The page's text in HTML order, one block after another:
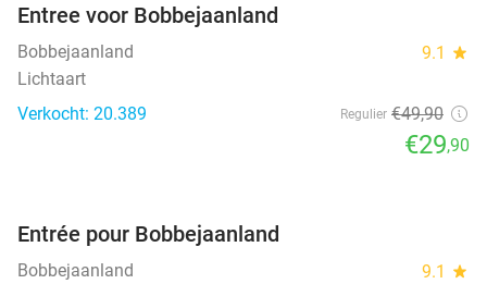
Entree voor Bobbejaanland
Bobbejaanland 9.1 star
Lichtaart
Verkocht: 20.389
Regulier €49,90
€29,90
Entrée pour Bobbejaanland
Bobbejaanland 9.1 star